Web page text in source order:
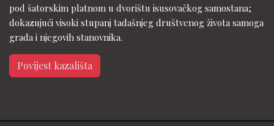
pod šatorskim platnom u dvorištu isusovačkog samostana;
dokazujući visoki stupanj tadašnjeg društvenog života samoga
grada i njegovih stanovnika.
Povijest kazališta